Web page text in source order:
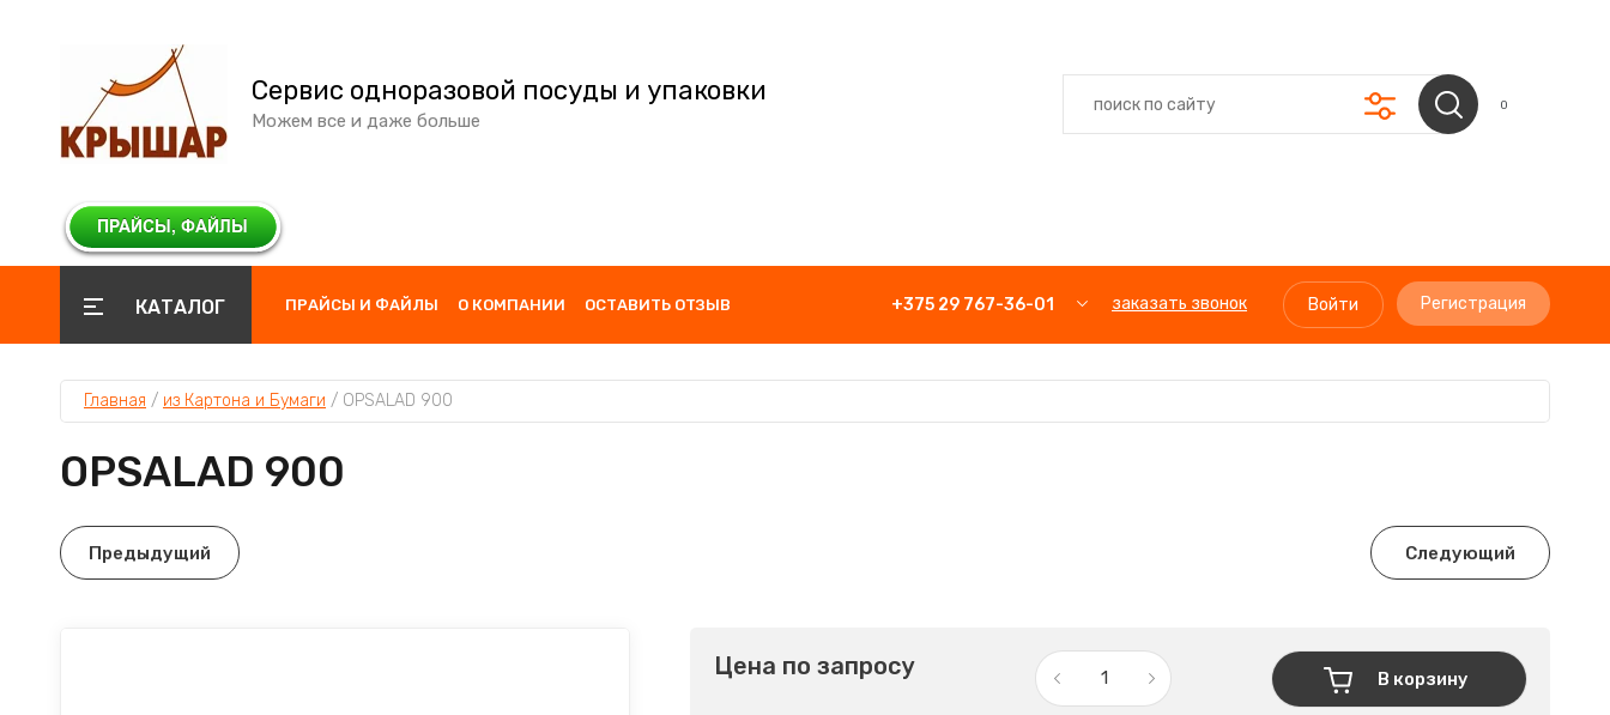
Сервис одноразовой посуды и упаковки
Можем все и даже больше
0
КАТАЛОГ ПРАЙСЫ И ФАЙЛЫ О КОМПАНИИ ОСТАВИТЬ ОТЗЫВ +375 29 767-36-01 заказать звонок Войти Регистрация
Главная / из Картона и Бумаги / OPSALAD 900
OPSALAD 900
Предыдущий Следующий
Цена по запросу В корзину